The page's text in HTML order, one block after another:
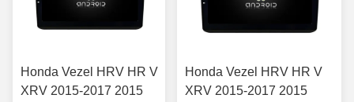
Honda Vezel HRV HR V
XRV 2015-2017 2015
Honda Vezel HRV HR V
XRV 2015-2017 2015